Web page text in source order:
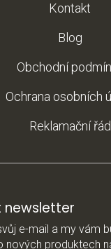
Kontakt
Blog
Obchodní
Ochrana osobních
Reklamační řád
newsletter
e-mail a my vám
nových produktech